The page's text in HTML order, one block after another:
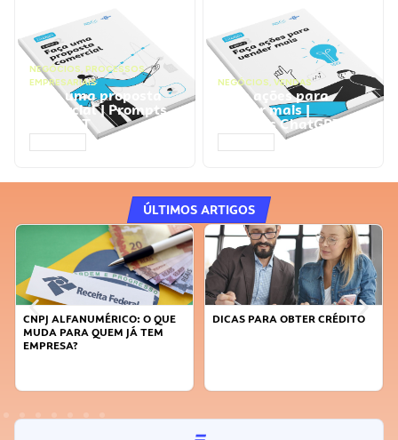
NEGÓCIOS, PROCESSOS
EMPRESARIAIS
Faça uma proposta
comercial | Prompts
ChatGPT
NEGÓCIOS, VENDAS
Faça ações para
vender mais |
Prompts ChatGPT
ÚLTIMOS ARTIGOS
DICAS PARA OBTER CRÉDITO
FAÇA A DIFERENÇA: SEJA